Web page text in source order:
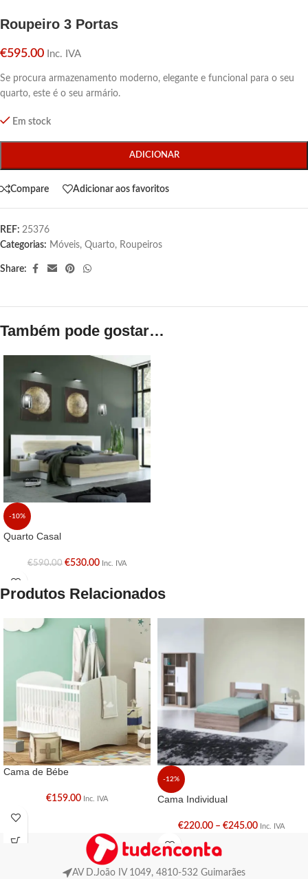
Roupeiro 3 Portas
€595.00 Inc. IVA
Se procura armazenamento moderno, elegante e funcional para o seu
quarto, este é o seu armário.
Em stock
ADICIONAR
Compare Adicionar aos favoritos
REF: 25376
Categorias: Móveis, Quarto, Roupeiros
Share:
Também pode gostar…
-10%
Quarto Casal
€590.00 €530.00 Inc. IVA
Produtos Relacionados
Cama de Bébe
€159.00 Inc. IVA
-12%
Cama Individual
€220.00 – €245.00 Inc. IVA
AV D.João IV 1049, 4810-532 Guimarães